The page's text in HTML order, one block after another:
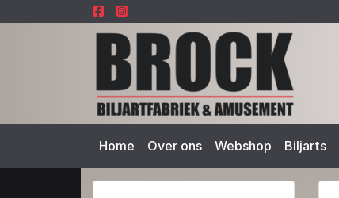
Home Over ons Webshop Biljarts